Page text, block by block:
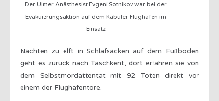
Der Ulmer Anästhesist Evgeni Sotnikov war bei der
Evakuierungsaktion auf dem Kabuler Flughafen im
Einsatz
Nächten zu elft in Schlafsäcken auf dem Fußboden
geht es zurück nach Taschkent, dort erfahren sie von
dem Selbstmordattentat mit 92 Toten direkt vor
einem der Flughafentore.